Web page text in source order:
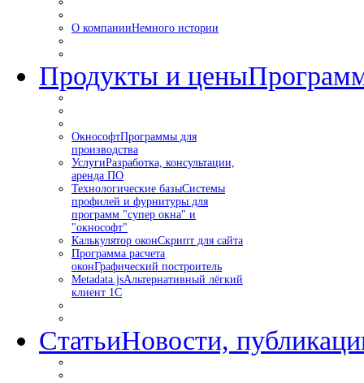
О компанииНемного истории
Продукты и цены
ОкнософтПрограммы для
производства
УслугиРазработка, консультации,
аренда ПО
Технологические базыСистемы
профилей и фурнитуры для
программ "супер окна" и
"окнософт"
Калькулятор оконСкрипт для сайта
Программа расчета
оконГрафический построитель
Metadata.jsАльтернативный лёгкий
клиент 1С
СтатьиНовости,